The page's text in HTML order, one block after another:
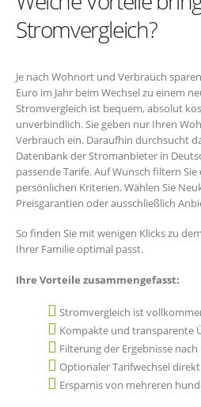
Stromvergleich?
Je nach Wohnort und Verbrauch
Euro im Jahr beim Wechsel zu einem
Stromvergleich ist bequem, absolut
unverbindlich. Sie geben nur Ihren
Verbrauch ein. Daraufhin durchsucht
Datenbank der Stromanbieter in
passende Tarife. Auf Wunsch filtern Sie
persönlichen Kriterien. Wählen Sie
Preisgarantien oder ausschließlich
So finden Sie mit wenigen Klicks zu
Ihrer Familie optimal passt.
Ihre Vorteile zusammengefasst:
Stromvergleich ist
Kompakte und transparente
Filterung der Ergebnisse
Optionaler Tarifwechsel
Ersparnis von mehreren